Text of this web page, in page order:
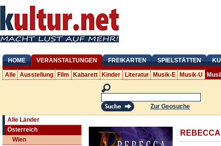
HOME VERANSTALTUNGEN FREIKARTEN SPIELSTÄTTEN
Alle Ausstellung Film Kabarett Kinder Literatur Musik-E Musik-U
Zur Geosuche
Alle Länder
Österreich
Wien
REBECCA